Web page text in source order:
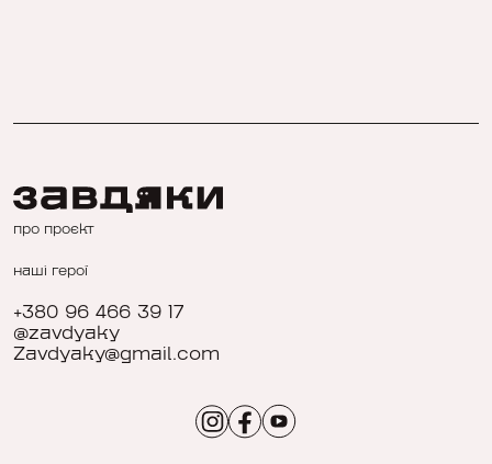
про проєкт
наші герої
+380 96 466 39 17
@zavdyaky
Zavdyaky@gmail.com